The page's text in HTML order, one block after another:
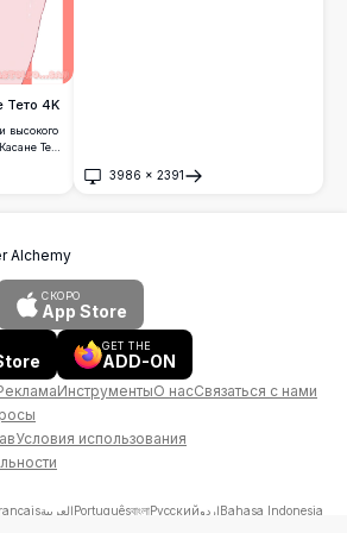
Тето 4K
высокого
Тето
4K
фоны
3986 × 2391
Открыть
Alchemy
СКОРО
App Store
GET THE
ADD-ON
ИнструментыО насСвязаться с нами
Условия использования
العربيةPortuguêsবাংলাРусскийاردوBahasa Indonesia